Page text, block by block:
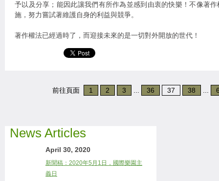
予以及分享；能因此讓我們有所作為並感到由衷的快樂！不像著
施，努力嘗試著維護自身的利益與競爭。
著作權法已經過時了，而迎接未來的是一切對外開放的世代！
前往頁面 1 2 3 36 37 38
News Articles
April 30, 2020
新聞稿：2020年5月1日，國際樂園主
義日